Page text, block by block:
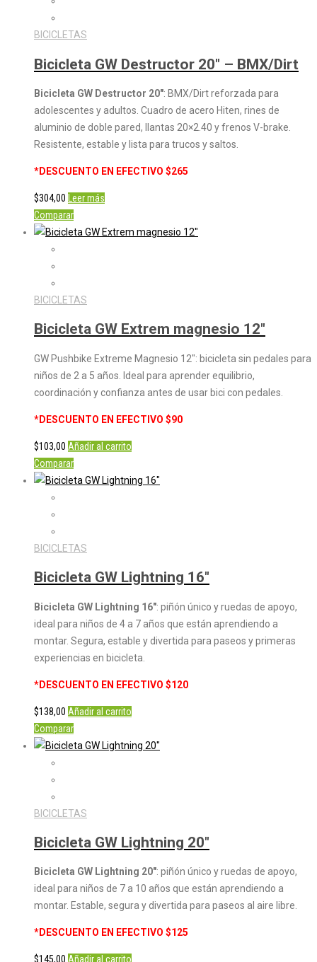
BICICLETAS
Bicicleta GW Destructor 20″ – BMX/Dirt
Bicicleta GW Destructor 20″: BMX/Dirt reforzada para
adolescentes y adultos. Cuadro de acero Hiten, rines de
aluminio de doble pared, llantas 20×2.40 y frenos V-brake.
Resistente, estable y lista para trucos y saltos.
*DESCUENTO EN EFECTIVO $265
$304,00
Leer más
Comparar
BICICLETAS
Bicicleta GW Extrem magnesio 12″
GW Pushbike Extreme Magnesio 12″: bicicleta sin pedales para
niños de 2 a 5 años. Ideal para aprender equilibrio,
coordinación y confianza antes de usar bici con pedales.
*DESCUENTO EN EFECTIVO $90
$103,00 Añadir al carrito
Comparar
BICICLETAS
Bicicleta GW Lightning 16″
Bicicleta GW Lightning 16″: piñón único y ruedas de apoyo,
ideal para niños de 4 a 7 años que están aprendiendo a
montar. Segura, estable y divertida para paseos y primeras
experiencias en bicicleta.
*DESCUENTO EN EFECTIVO $120
$138,00 Añadir al carrito
Comparar
BICICLETAS
Bicicleta GW Lightning 20″
Bicicleta GW Lightning 20″: piñón único y ruedas de apoyo,
ideal para niños de 7 a 10 años que están aprendiendo a
montar. Estable, segura y divertida para paseos al aire libre.
*DESCUENTO EN EFECTIVO $125
$145,00 Añadir al carrito